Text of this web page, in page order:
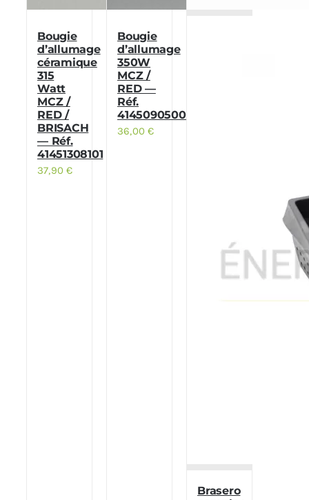
Bougie
d’allumage
céramique
315
Watt
MCZ /
RED /
BRISACH
— Réf.
41451308101
37,90€
Bougie
d’allumage
350W
MCZ /
RED —
Réf.
41450905000
36,00€
Brasero